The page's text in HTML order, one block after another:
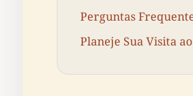
Perguntas
Planeje Sua Visita